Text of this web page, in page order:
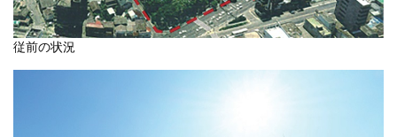
従前の状況